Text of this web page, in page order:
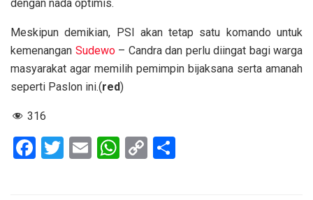
dengan nada optimis.
Meskipun demikian, PSI akan tetap satu komando untuk
kemenangan Sudewo– Candra dan perlu diingat bagi warga
masyarakat agar memilih pemimpin bijaksana serta amanah
seperti Paslon ini.(red)
316
F
T
E
W C